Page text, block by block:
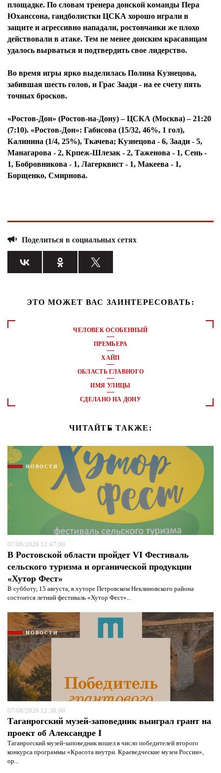
площадке. По словам тренера донской команды Пера
Юханссона, гандболистки ЦСКА хорошо играли в
защите и агрессивно нападали, ростовчанки же плохо
действовали в атаке. Тем не менее донским красавицам
удалось вырваться и подтвердить свое лидерство.
Во время игры ярко выделилась Полина Кузнецова,
забившая шесть голов, и Грас Заади - на ее счету пять
точных бросков.
«Ростов-Дон» (Ростов-на-Дону) – ЦСКА (Москва) – 21:20
(7:10). «Ростов-Дон»: Габисова (15/32, 46%, 1 гол),
Калинина (1/4, 25%), Ткачева; Кузнецова - 6, Заади - 5,
Манагарова - 2, Крпеж-Шлезак - 2, Таженова - 1, Сень -
1, Бобровникова - 1, Лагерквист - 1, Макеева - 1,
Борщенко, Смирнова.
Поделиться в социальных сетях
ЭТО МОЖЕТ ВАС ЗАИНТЕРЕСОВАТЬ:
ЧЕЛОВЕК ОСОБЕННЫЙ
ПРЕМЬЕРА
ХАЙП
ОБЛАСТЬ ГЛАВНОГО
ИМЯ УЛИЦЫ
СДЕЛАНО НА ДОНУ
ЧИТАЙТЕ ТАКЖЕ:
НОВОСТИ
07/08/2026 12:47:00
В Ростовской области пройдет VI Фестиваль
сельского туризма и органической продукции
«Хутор Фест»
В субботу, 15 августа, в хуторе Петровском Неклиновского района
состоится летний фестиваль «Хутор Фест»...
НОВОСТИ
07/08/2026 12:38:00
Таганрогский музей-заповедник выиграл грант на
проект об Александре I
Таганрогский музей-заповедник вошел в число победителей второго
конкурса программы «Красота внутри. Краеведческие музеи России»,
ор...